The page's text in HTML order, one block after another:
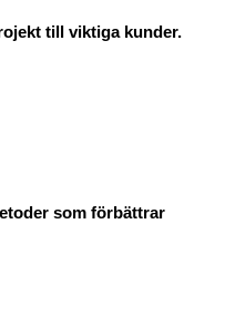
till viktiga kunder.
som förbättrar